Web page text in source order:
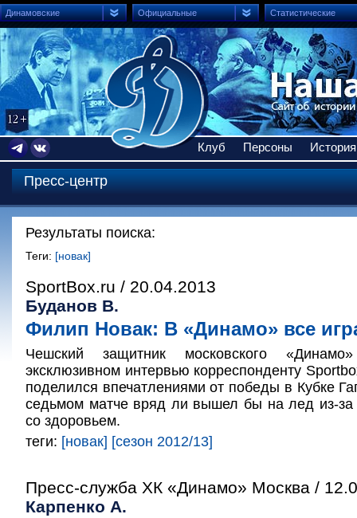
Динамовские Официальные Статистические
Клуб Персоны История
Пресс-центр
Результаты поиска:
Теги: [новак]
SportBox.ru / 20.04.2013
Буданов В.
Филип Новак: В «Динамо» все
Чешский защитник московского
эксклюзивном интервью корреспонденту
поделился впечатлениями от победы в Кубке
седьмом матче вряд ли вышел бы на лед из-за
со здоровьем.
теги: [новак] [сезон 2012/13]
Пресс-служба ХК «Динамо» Москва /
Карпенко А.